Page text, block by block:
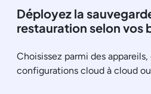
Déployez la
restauration selon vos
Choisissez parmi des
configurations cloud à cloud